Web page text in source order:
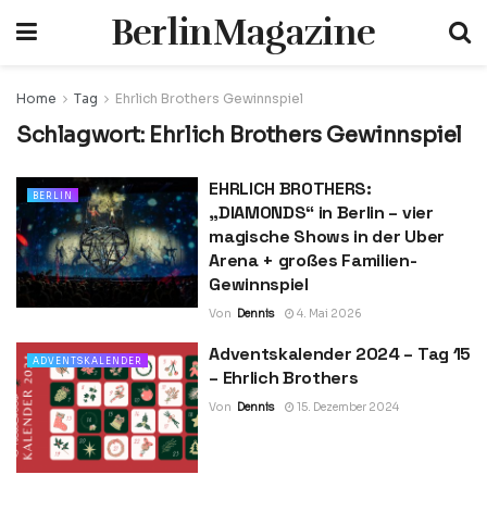
BerlinMagazine
Home Tag Ehrlich Brothers Gewinnspiel
Schlagwort: Ehrlich Brothers Gewinnspiel
BERLIN
EHRLICH BROTHERS:
„DIAMONDS“ in Berlin – vier
magische Shows in der Uber
Arena + großes Familien-
Gewinnspiel
Von Dennis 4. Mai 2026
ADVENTSKALENDER
Adventskalender 2024 – Tag 15
– Ehrlich Brothers
Von Dennis 15. Dezember 2024